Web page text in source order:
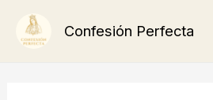
Confesión Perfecta